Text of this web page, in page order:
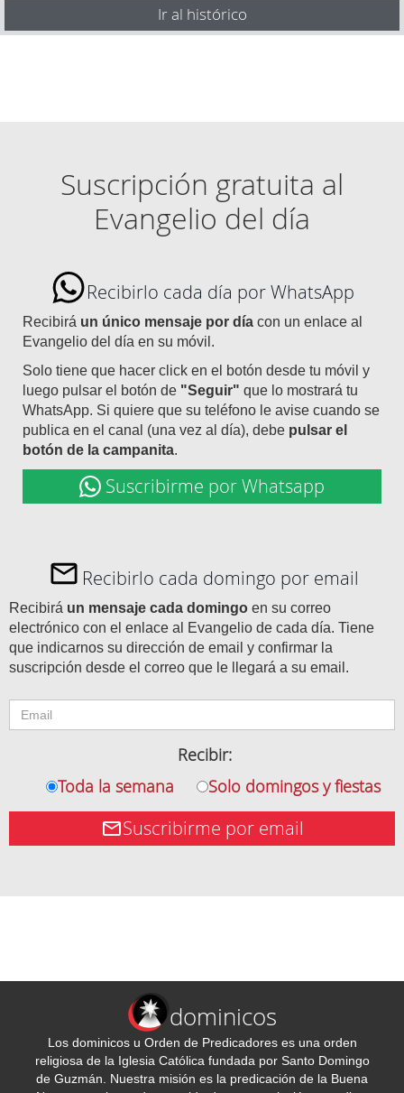
Ir al histórico
Suscripción gratuita al
Evangelio del día
Recibirlo cada día por WhatsApp
Recibirá un único mensaje por día con un enlace al
Evangelio del día en su móvil.
Solo tiene que hacer click en el botón desde tu móvil y
luego pulsar el botón de "Seguir" que lo mostrará tu
WhatsApp. Si quiere que su teléfono le avise cuando se
publica en el canal (una vez al día), debe pulsar el
botón de la campanita.
Suscribirme por Whatsapp
Recibirlo cada domingo por email
Recibirá un mensaje cada domingo en su correo
electrónico con el enlace al Evangelio de cada día. Tiene
que indicarnos su dirección de email y confirmar la
suscripción desde el correo que le llegará a su email.
Recibir:
Toda la semana
Solo domingos y fiestas
Suscribirme por email
dominicos
Los dominicos u Orden de Predicadores es una orden
religiosa de la Iglesia Católica fundada por Santo Domingo
de Guzmán. Nuestra misión es la predicación de la Buena